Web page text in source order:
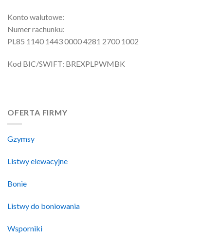
Konto walutowe:
Numer rachunku:
PL85 1140 1443 0000 4281 2700 1002
Kod BIC/SWIFT: BREXPLPWMBK
OFERTA FIRMY
Gzymsy
Listwy elewacyjne
Bonie
Listwy do boniowania
Wsporniki